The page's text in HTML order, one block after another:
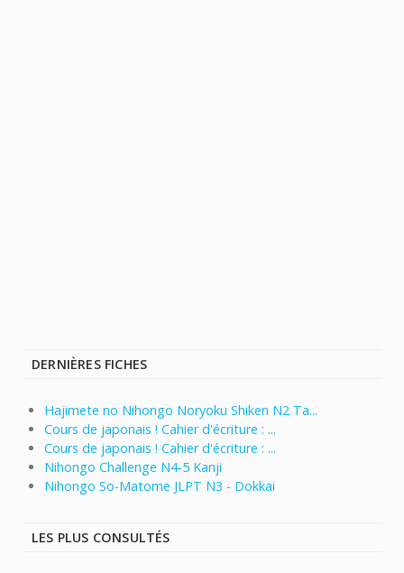
DERNIÈRES FICHES
Hajimete no Nihongo Noryoku Shiken N2 Ta...
Cours de japonais ! Cahier d'écriture : ...
Cours de japonais ! Cahier d'écriture : ...
Nihongo Challenge N4-5 Kanji
Nihongo So-Matome JLPT N3 - Dokkai
LES PLUS CONSULTÉS